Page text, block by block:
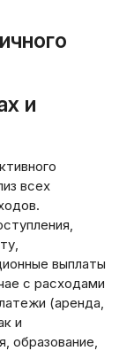
и
всех
выплаты
с расходами
(аренда‚
и
образование‚